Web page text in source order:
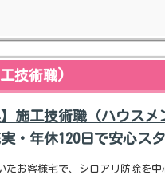
技術職)
】施工技術職（ハウス
・年休120日で安心ス
たお客様宅で、シロアリ防除を